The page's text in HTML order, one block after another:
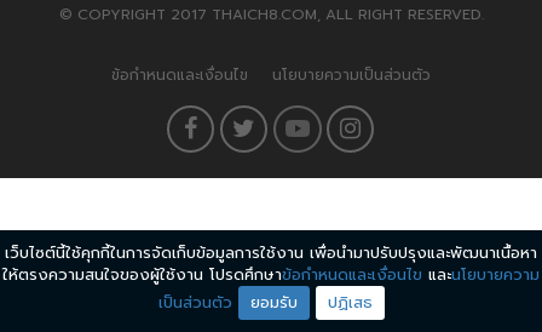
© COPYRIGHT 2017 THAICH8.COM, ALL RIGHT RESERVED.
ข้อกำหนดและเงื่อนไข นโยบายความเป็นส่วนตัว
เว็บไซต์นี้ใช้คุกกี้ในการจัดเก็บข้อมูลการใช้งาน เพื่อนำมาปรับปรุงและพัฒนาเนื้อหา
ให้ตรงความสนใจของผู้ใช้งาน โปรดศึกษาข้อกำหนดและเงื่อนไข และนโยบายความ
เป็นส่วนตัว
ยอมรับ ปฏิเสธ